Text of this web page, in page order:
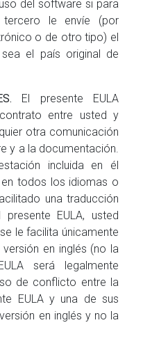
del software si para
le envíe (por
o de otro tipo) el
el país original de
El presente EULA
entre usted y
otra comunicación
y a la documentación.
incluida en él
todos los idiomas o
una traducción
EULA, usted
le facilita únicamente
en inglés (no la
será legalmente
de conflicto entre la
EULA y una de sus
en inglés y no la